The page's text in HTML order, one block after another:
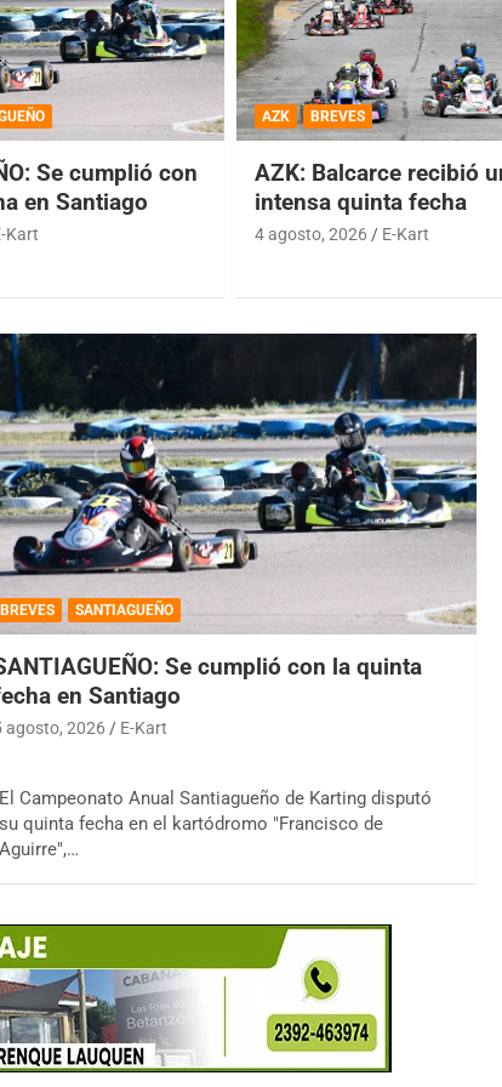
Se cumplió con
en Santiago
Kart
AZK BREVES
AZK: Balcarce recibió
intensa quinta fecha
4 agosto, 2026 E-Kart
BREVES SANTIAGUEÑO
Se cumplió con la quinta
en Santiago
agosto, 2026 E-Kart
El Campeonato Anual Santiagueño de Karting disputó
su quinta fecha en el kartódromo "Francisco de
Aguirre",…